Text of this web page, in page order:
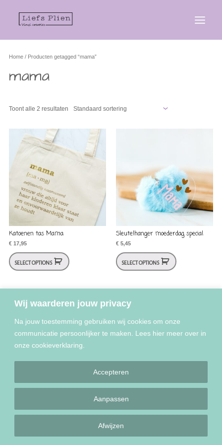
Wij waarderen jouw privacy
Na jouw toestemming gebruiken wij cookies om onze
communicatie persoonlijker te maken. Lees hier meer over in
onze cookieverklaring.
Aanpassen
Afwijzen
Accepteren
Home / Producten getagged “mama”
mama
Toont alle 2 resultaten
Katoenen tas Mama
€ 17,95
SELECT OPTIONS
Sleutelhanger moederdag special
€ 5,45
SELECT OPTIONS
Copyright © 2022 - 2025 Liefs Plien